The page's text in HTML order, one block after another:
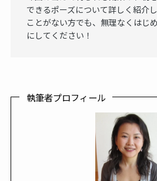
できるポーズについて詳しく紹介
ことがない方でも、無理なくはじ
にしてください！
執筆者プロフィール